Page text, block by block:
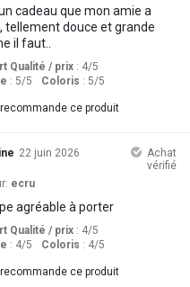
cadeau que mon amie a
tellement douce et grande
il faut..
Qualité / prix: 4/5
: 5/5 Coloris : 5/5
ce produit
22 juin 2026
Achat
vérifié
ecru
agréable à porter
Qualité / prix: 4/5
: 4/5 Coloris : 4/5
ce produit